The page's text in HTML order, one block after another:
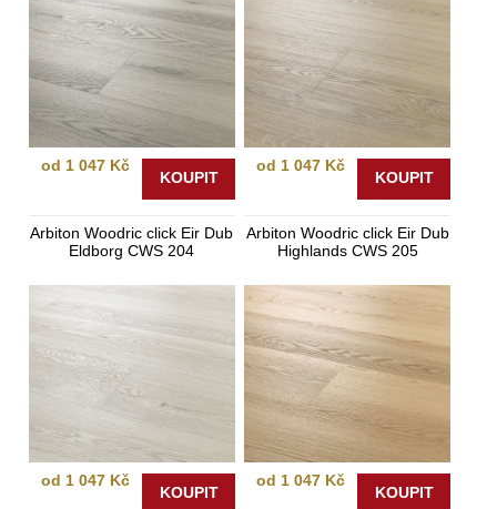
od 1 047 Kč
KOUPIT
od 1 047 Kč
KOUPIT
Arbiton Woodric click Eir Dub
Eldborg CWS 204
od 1 047 Kč
KOUPIT
Arbiton Woodric click Eir Dub
Highlands CWS 205
od 1 047 Kč
KOUPIT